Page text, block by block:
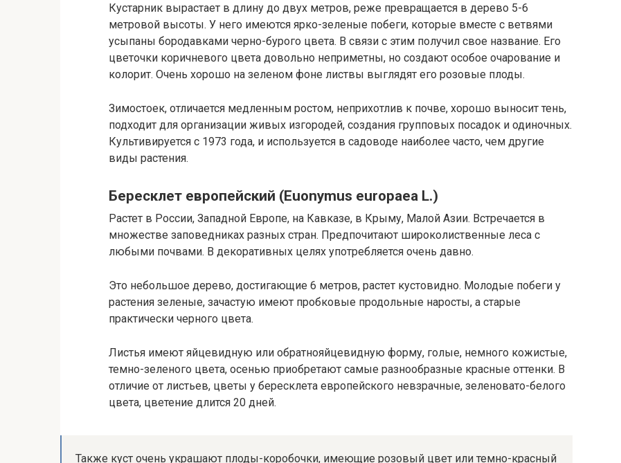
Кустарник вырастает в длину до двух метров, реже превращается в дерево 5-6
метровой высоты. У него имеются ярко-зеленые побеги, которые вместе с ветвями
усыпаны бородавками черно-бурого цвета. В связи с этим получил свое название. Его
цветочки коричневого цвета довольно неприметны, но создают особое очарование и
колорит. Очень хорошо на зеленом фоне листвы выглядят его розовые плоды.
Зимостоек, отличается медленным ростом, неприхотлив к почве, хорошо выносит тень,
подходит для организации живых изгородей, создания групповых посадок и одиночных.
Культивируется с 1973 года, и используется в садоводе наиболее часто, чем другие
виды растения.
Бересклет европейский (Еuonymus europaea L.)
Растет в России, Западной Европе, на Кавказе, в Крыму, Малой Азии. Встречается в
множестве заповедниках разных стран. Предпочитают широколиственные леса с
любыми почвами. В декоративных целях употребляется очень давно.
Это небольшое дерево, достигающие 6 метров, растет кустовидно. Молодые побеги у
растения зеленые, зачастую имеют пробковые продольные наросты, а старые
практически черного цвета.
Листья имеют яйцевидную или обратнояйцевидную форму, голые, немного кожистые,
темно-зеленого цвета, осенью приобретают самые разнообразные красные оттенки. В
отличие от листьев, цветы у бересклета европейского невзрачные, зеленовато-белого
цвета, цветение длится 20 дней.
Также куст очень украшают плоды-коробочки, имеющие розовый цвет или темно-красный